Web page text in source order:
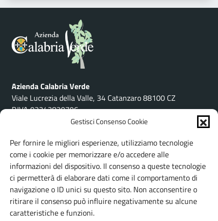
Gestisci Consenso Cookie
Per fornire le migliori esperienze, utilizziamo tecnologie
come i cookie per memorizzare e/o accedere alle
informazioni del dispositivo. Il consenso a queste tecnologie
ci permetterà di elaborare dati come il comportamento di
navigazione o ID unici su questo sito. Non acconsentire o
ritirare il consenso può influire negativamente su alcune
caratteristiche e funzioni.
Azienda Calabria Verde
Viale Lucrezia della Valle, 34 Catanzaro 88100 CZ
P.IVA 03342820796
Organizzazione
Amministrazione Trasparente
Albo Pretorio
Bacheca sindacale
LINK ESTERNI